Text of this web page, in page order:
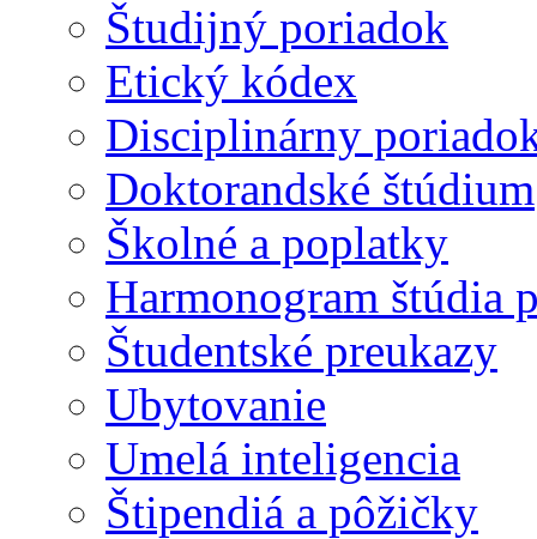
Študijný poriadok
Etický kódex
Disciplinárny
Doktorandské štúdium
Školné a poplatky
Harmonogram štúdia
Študentské preukazy
Ubytovanie
Umelá inteligencia
Štipendiá a pôžičky